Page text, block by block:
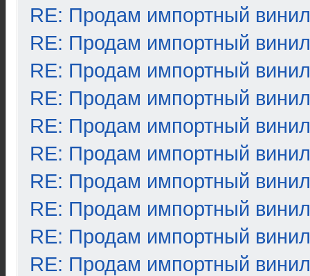
RE: Продам импортный винил
RE: Продам импортный винил
RE: Продам импортный винил
RE: Продам импортный винил
RE: Продам импортный винил
RE: Продам импортный винил
RE: Продам импортный винил
RE: Продам импортный винил
RE: Продам импортный винил
RE: Продам импортный винил